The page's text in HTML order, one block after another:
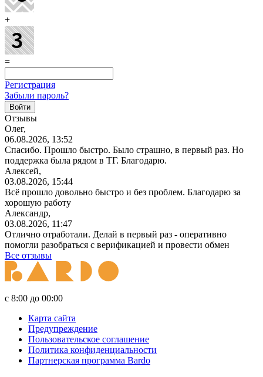
+
=
Регистрация
Забыли пароль?
Отзывы
Олег,
06.08.2026, 13:52
Спасибо. Прошло быстро. Было страшно, в первый раз. Но
поддержка была рядом в ТГ. Благодарю.
Алексей,
03.08.2026, 15:44
Всё прошло довольно быстро и без проблем. Благодарю за
хорошую работу
Александр,
03.08.2026, 11:47
Отлично отработали. Делай в первый раз - оперативно
помогли разобраться с верификацией и провести обмен
Все отзывы
с 8:00 до 00:00
Карта сайта
Предупреждение
Пользовательское соглашение
Политика конфиденциальности
Партнерская программа Bardo